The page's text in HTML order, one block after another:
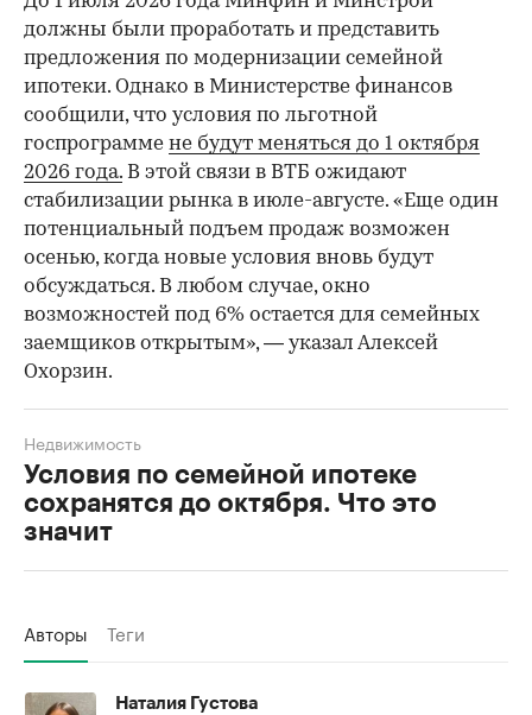
должны были проработать и представить
предложения по модернизации семейной
ипотеки. Однако в Министерстве финансов
сообщили, что условия по льготной
госпрограмме не будут меняться до 1 октября
2026 года. В этой связи в ВТБ ожидают
стабилизации рынка в июле-августе. «Еще один
потенциальный подъем продаж возможен
осенью, когда новые условия вновь будут
обсуждаться. В любом случае, окно
возможностей под 6% остается для семейных
заемщиков открытым», — указал Алексей
Охорзин.
Условия по семейной ипотеке
сохранятся до октября. Что это
значит
Недвижимость
Авторы Теги
Наталия Густова